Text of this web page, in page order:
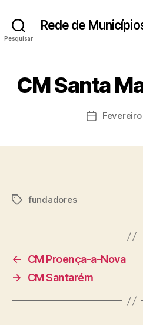
Pesquisar
Rede de
CM Santa
DataFevereiro
Etiquetas
fundadores
←
CM Proença-a-Nova
→
CM Santarém